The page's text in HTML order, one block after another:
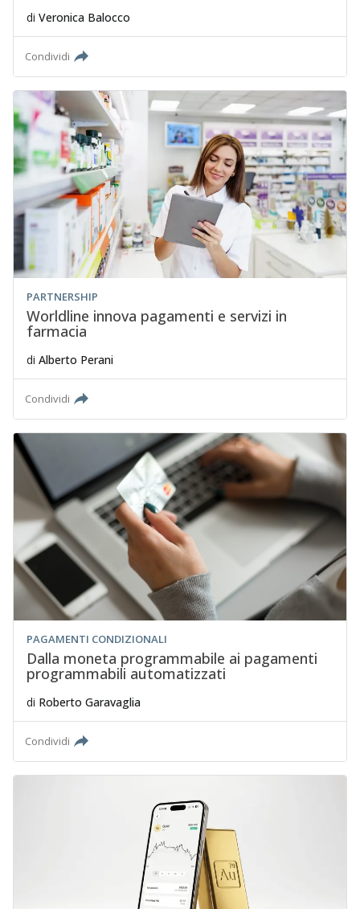
di Veronica Balocco
Condividi
PARTNERSHIP
Worldline innova pagamenti e servizi in
farmacia
di Alberto Perani
Condividi
PAGAMENTI CONDIZIONALI
Dalla moneta programmabile ai pagamenti
programmabili automatizzati
di Roberto Garavaglia
Condividi